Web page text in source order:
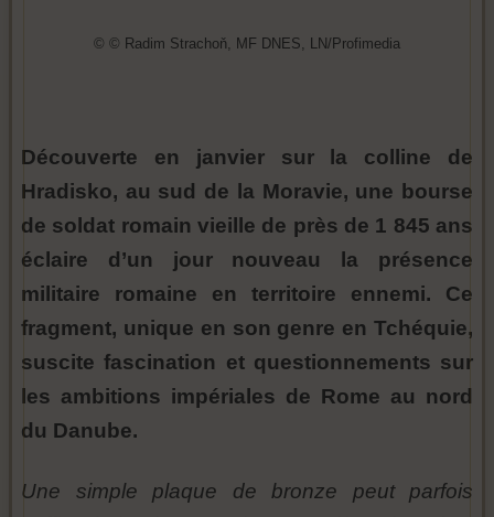
© © Radim Strachoň, MF DNES, LN/Profimedia
Découverte en janvier sur la colline de
Hradisko, au sud de la Moravie, une bourse
de soldat romain vieille de près de 1 845 ans
éclaire d’un jour nouveau la présence
militaire romaine en territoire ennemi. Ce
fragment, unique en son genre en Tchéquie,
suscite fascination et questionnements sur
les ambitions impériales de Rome au nord
du Danube.
Une simple plaque de bronze peut parfois